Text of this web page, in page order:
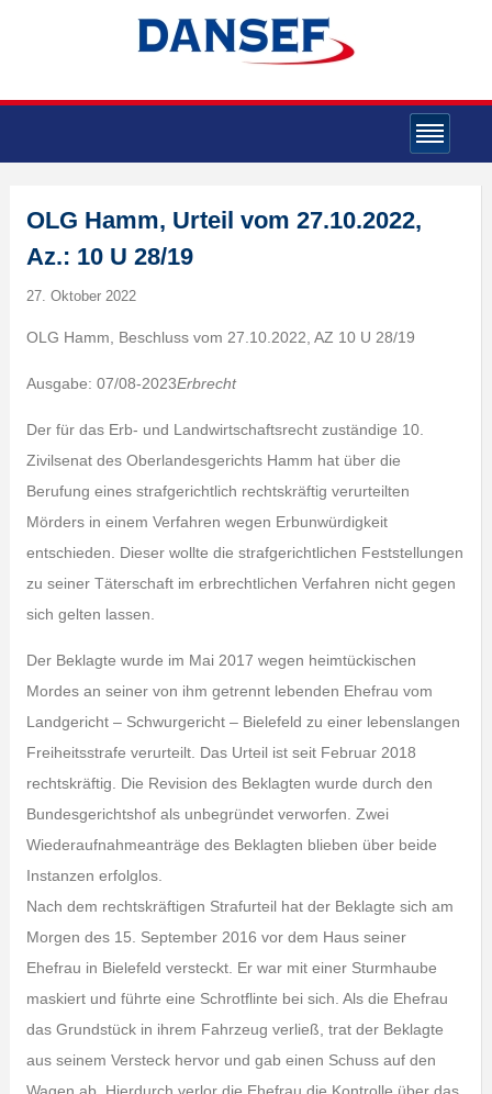
OLG Hamm, Urteil vom 27.10.2022,
Az.: 10 U 28/19
27. Oktober 2022
OLG Hamm, Beschluss vom 27.10.2022, AZ 10 U 28/19
Ausgabe: 07/08-2023Erbrecht
Der für das Erb- und Landwirtschaftsrecht zuständige 10.
Zivilsenat des Oberlandesgerichts Hamm hat über die
Berufung eines strafgerichtlich rechtskräftig verurteilten
Mörders in einem Verfahren wegen Erbunwürdigkeit
entschieden. Dieser wollte die strafgerichtlichen Feststellungen
zu seiner Täterschaft im erbrechtlichen Verfahren nicht gegen
sich gelten lassen.
Der Beklagte wurde im Mai 2017 wegen heimtückischen
Mordes an seiner von ihm getrennt lebenden Ehefrau vom
Landgericht – Schwurgericht – Bielefeld zu einer lebenslangen
Freiheitsstrafe verurteilt. Das Urteil ist seit Februar 2018
rechtskräftig. Die Revision des Beklagten wurde durch den
Bundesgerichtshof als unbegründet verworfen. Zwei
Wiederaufnahmeanträge des Beklagten blieben über beide
Instanzen erfolglos.
Nach dem rechtskräftigen Strafurteil hat der Beklagte sich am
Morgen des 15. September 2016 vor dem Haus seiner
Ehefrau in Bielefeld versteckt. Er war mit einer Sturmhaube
maskiert und führte eine Schrotflinte bei sich. Als die Ehefrau
das Grundstück in ihrem Fahrzeug verließ, trat der Beklagte
aus seinem Versteck hervor und gab einen Schuss auf den